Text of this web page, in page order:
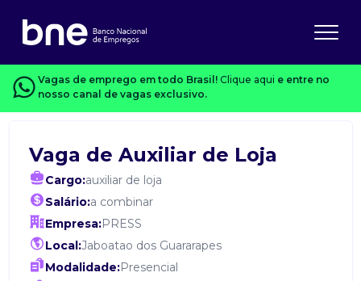
Vagas de emprego em todo Brasil! Clique aqui e entre no
nosso canal de vagas exclusivo.
Vaga de Auxiliar de Loja
Cargo:auxiliar de loja
Salário:a combinar
Empresa:PRESS
Local:Jaboatao dos Guararapes
Modalidade:Presencial